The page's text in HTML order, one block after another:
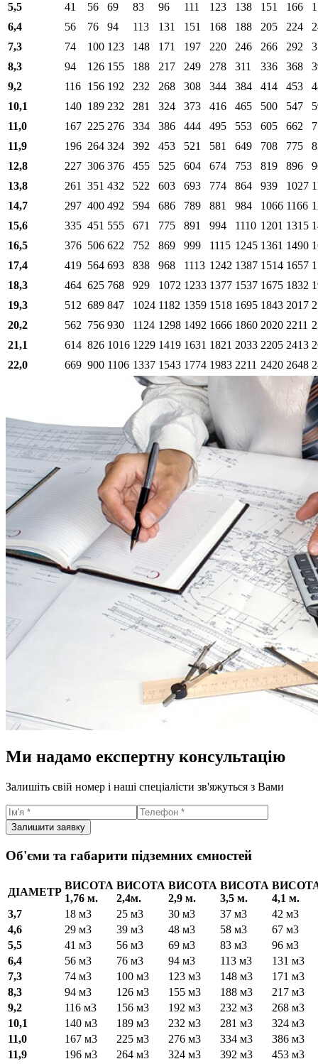
5,5
41 56 69 83 96 111 123 138 151 166
6,4
56 76 94 113 131 151 168 188 205 224
7,3
74 100 123 148 171 197 220 246 266 292
8,3
94 126 155 188 217 249 278 311 336 368
9,2
116 156 192 232 268 308 344 384 414 453
10,1
140 189 232 281 324 373 416 465 500 547
11,0
167 225 276 334 386 444 495 553 605 662
11,9
196 264 324 392 453 521 581 649 708 775
12,8
227 306 376 455 525 604 674 753 819 896
13,8
261 351 432 522 603 693 774 864 939 1027
14,7
297 400 492 594 686 789 881 984 1066 1166
15,6
335 451 555 671 775 891 994 1110 1201 1315
16,5
376 506 622 752 869 999 1115 1245 1361 1490
17,4
419 564 693 838 968 1113 1242 1387 1514 1657
18,3
464 625 768 929 1072 1233 1377 1537 1675 1832
19,3
512 689 847 1024 1182 1359 1518 1695 1843 2017
20,2
562 756 930 1124 1298 1492 1666 1860 2020 2211
21,1
614 826 1016 1229 1419 1631 1821 2033 2205 2413
22,0
669 900 1106 1337 1543 1774 1983 2211 2420 2648
Ми надамо експертну консультацію
Залишіть свій номер і наші спеціалісти зв'яжуться з Вами
Залишити заявку
Об'єми та габарити підземних ємностей
ДІАМЕТР
ВИСОТА
1,76 м.
ВИСОТА
2,4м.
ВИСОТА
2,9 м.
ВИСОТА
3,5 м.
4,1 м.
3,7
18 м3 25 м3 30 м3 37 м3 42 м3
4,6
29 м3 39 м3 48 м3 58 м3 67 м3
5,5
41 м3 56 м3 69 м3 83 м3 96 м3
6,4
56 м3 76 м3 94 м3 113 м3 131 м3
7,3
74 м3 100 м3 123 м3 148 м3 171 м3
8,3
94 м3 126 м3 155 м3 188 м3 217 м3
9,2
116 м3 156 м3 192 м3 232 м3 268 м3
10,1
140 м3 189 м3 232 м3 281 м3 324 м3
11,0
167 м3 225 м3 276 м3 334 м3 386 м3
11,9
196 м3 264 м3 324 м3 392 м3 453 м3